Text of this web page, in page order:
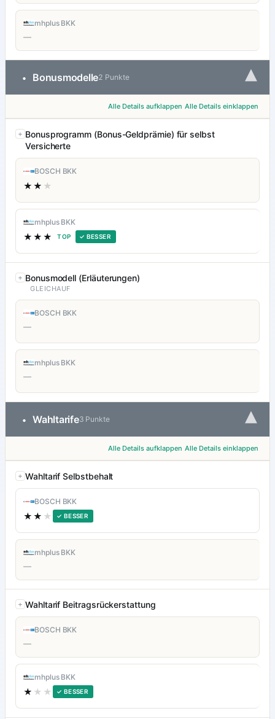
mhplus BKK
—
• Bonusmodelle2 Punkte ▾
Alle Details aufklappen Alle Details einklappen
Bonusprogramm (Bonus-Geldprämie) für selbst
Versicherte
BOSCH BKK
★★ ★
mhplus BKK
★★★ TOP ✓ BESSER
Bonusmodell (Erläuterungen)
GLEICHAUF
BOSCH BKK
—
mhplus BKK
—
• Wahltarife3 Punkte ▾
Alle Details aufklappen Alle Details einklappen
Wahltarif Selbstbehalt
BOSCH BKK
★★ ★ ✓ BESSER
mhplus BKK
—
Wahltarif Beitragsrückerstattung
BOSCH BKK
—
mhplus BKK
★ ★★ ✓ BESSER